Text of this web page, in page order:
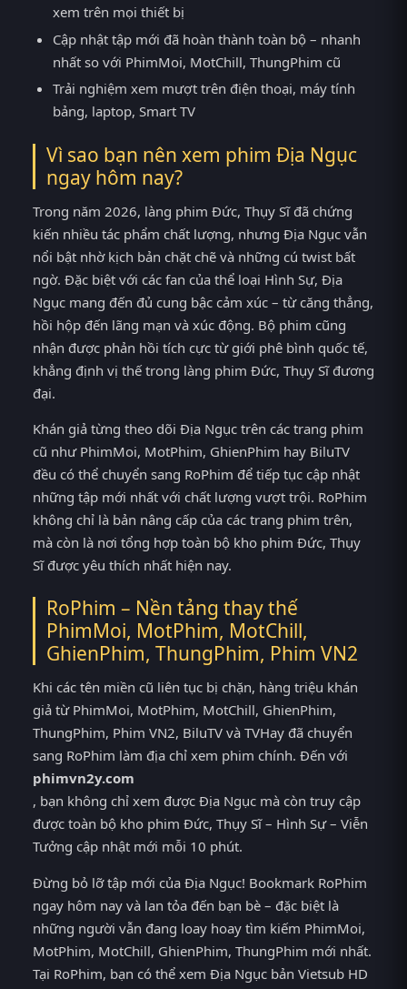
xem trên mọi thiết bị
Cập nhật tập mới đã hoàn thành toàn bộ – nhanh
nhất so với PhimMoi, MotChill, ThungPhim cũ
Trải nghiệm xem mượt trên điện thoại, máy tính
bảng, laptop, Smart TV
Vì sao bạn nên xem phim Địa Ngục
ngay hôm nay?
Trong năm 2026, làng phim Đức, Thụy Sĩ đã chứng
kiến nhiều tác phẩm chất lượng, nhưng Địa Ngục vẫn
nổi bật nhờ kịch bản chặt chẽ và những cú twist bất
ngờ. Đặc biệt với các fan của thể loại Hình Sự, Địa
Ngục mang đến đủ cung bậc cảm xúc – từ căng thẳng,
hồi hộp đến lãng mạn và xúc động. Bộ phim cũng
nhận được phản hồi tích cực từ giới phê bình quốc tế,
khẳng định vị thế trong làng phim Đức, Thụy Sĩ đương
đại.
Khán giả từng theo dõi Địa Ngục trên các trang phim
cũ như PhimMoi, MotPhim, GhienPhim hay BiluTV
đều có thể chuyển sang RoPhim để tiếp tục cập nhật
những tập mới nhất với chất lượng vượt trội. RoPhim
không chỉ là bản nâng cấp của các trang phim trên,
mà còn là nơi tổng hợp toàn bộ kho phim Đức, Thụy
Sĩ được yêu thích nhất hiện nay.
RoPhim – Nền tảng thay thế
PhimMoi, MotPhim, MotChill,
GhienPhim, ThungPhim, Phim VN2
Khi các tên miền cũ liên tục bị chặn, hàng triệu khán
giả từ PhimMoi, MotPhim, MotChill, GhienPhim,
ThungPhim, Phim VN2, BiluTV và TVHay đã chuyển
sang RoPhim làm địa chỉ xem phim chính. Đến với
phimvn2y.com
, bạn không chỉ xem được Địa Ngục mà còn truy cập
được toàn bộ kho phim Đức, Thụy Sĩ – Hình Sự – Viễn
Tưởng cập nhật mới mỗi 10 phút.
Đừng bỏ lỡ tập mới của Địa Ngục! Bookmark RoPhim
ngay hôm nay và lan tỏa đến bạn bè – đặc biệt là
những người vẫn đang loay hoay tìm kiếm PhimMoi,
MotPhim, MotChill, GhienPhim, ThungPhim mới nhất.
Tại RoPhim, bạn có thể xem Địa Ngục bản Vietsub HD